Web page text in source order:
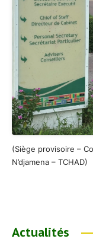
(Siège provisoire –
N’djamena – TCHAD)
Actualités